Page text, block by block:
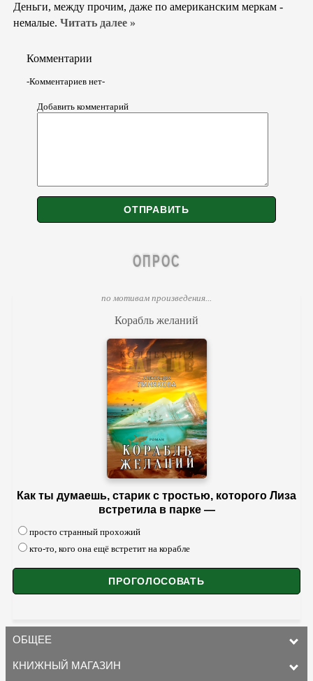
Деньги, между прочим, даже по американским меркам -
немалые. Читать далее »
Комментарии
-Комментариев нет-
Добавить комментарий
ОПРОС
по мотивам произведения...
Корабль желаний
Как ты думаешь, старик с тростью, которого Лиза
встретила в парке —
просто странный прохожий
кто-то, кого она ещё встретит на корабле
ОБЩЕЕ
КНИЖНЫЙ МАГАЗИН